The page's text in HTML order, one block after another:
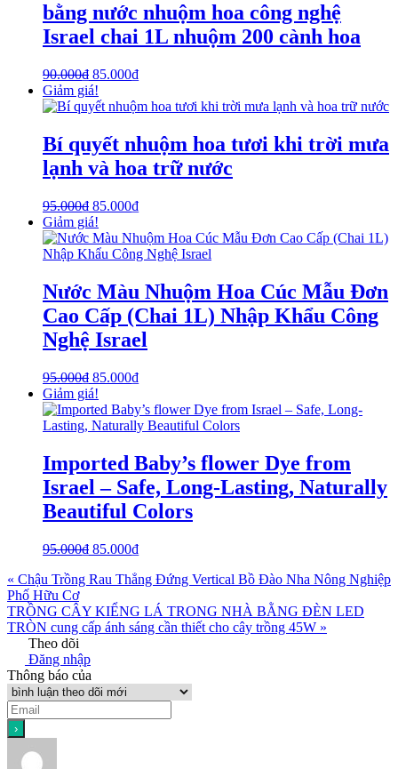
bằng nước nhuộm hoa công nghệ
Israel chai 1L nhuộm 200 cành hoa
90.000₫ 85.000₫
Giảm giá!
Bí quyết nhuộm hoa tươi khi trời mưa
lạnh và hoa trữ nước
95.000₫ 85.000₫
Giảm giá!
Nước Màu Nhuộm Hoa Cúc Mẫu Đơn
Cao Cấp (Chai 1L) Nhập Khẩu Công
Nghệ Israel
95.000₫ 85.000₫
Giảm giá!
Imported Baby’s flower Dye from
Israel – Safe, Long-Lasting, Naturally
Beautiful Colors
95.000₫ 85.000₫
« Chậu Trồng Rau Thẳng Đứng Vertical Bồ Đào Nha Nông Nghiệp
Phố Hữu Cơ
TRỒNG CÂY KIỂNG LÁ TRONG NHÀ BẰNG ĐÈN LED
TRÒN cung cấp ánh sáng cần thiết cho cây trồng 45W »
Theo dõi
Đăng nhập
Thông báo của